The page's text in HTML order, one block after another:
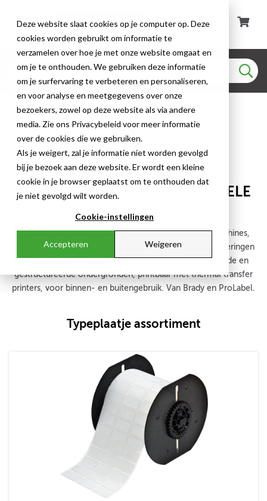
Deze website slaat cookies op je computer op. Deze
cookies worden gebruikt om informatie te
verzamelen over hoe je met onze website omgaat en
om je te onthouden. We gebruiken deze informatie
om je surfervaring te verbeteren en personaliseren,
en voor analyse en meetgegevens over onze
bezoekers, zowel op deze website als via andere
media. Zie ons Privacybeleid voor meer informatie
over de cookies die we gebruiken.
Als je weigert, zal je informatie niet worden gevolgd
bij je bezoek aan deze website. Er wordt een kleine
cookie in je browser geplaatst om te onthouden dat
je niet gevolgd wilt worden.
Cookie-instellingen
Accepteren Weigeren
Labels & Tags
TYPE PLAATJES VOOR
PERMANENTE EN PROFESSIONELE
Typeplaatjes zijn duurzame identificatielabels voor machines,
apparaten en installaties met productinformatie, certificeringen
en specificaties. Bestand tot 120°C, geschikt voor gladde en
gestructureerde ondergronden, printbaar met thermal transfer
printers, voor binnen- en buitengebruik. Van Brady en ProLabel.
Typeplaatje assortiment